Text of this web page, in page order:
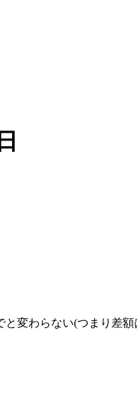
変わらない(つまり差